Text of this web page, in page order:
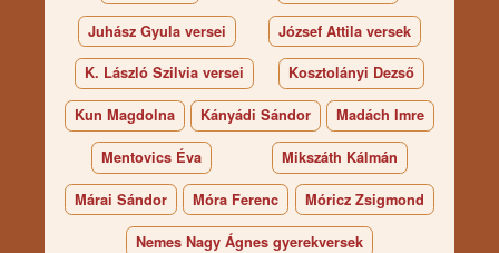
Juhász Gyula versei József Attila versek
K. László Szilvia versei Kosztolányi Dezső
Kun Magdolna Kányádi Sándor Madách Imre
Mentovics Éva Mikszáth Kálmán
Márai Sándor Móra Ferenc Móricz Zsigmond
Nemes Nagy Ágnes gyerekversek